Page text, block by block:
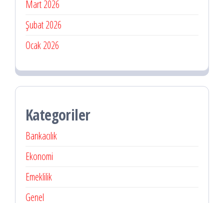
Mart 2026
Şubat 2026
Ocak 2026
Kategoriler
Bankacılık
Ekonomi
Emeklilik
Genel